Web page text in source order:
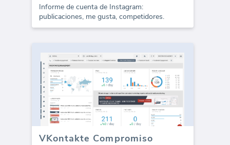
Informe de cuenta de Instagram:
publicaciones, me gusta, competidores.
VKontakte Compromiso